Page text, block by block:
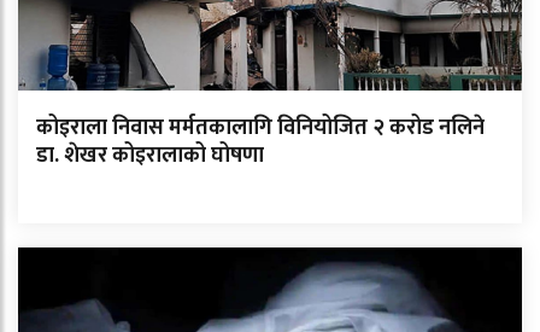
कोइराला निवास मर्मतकालागि विनियोजित २ करोड नलिने
डा. शेखर कोइरालाको घोषणा